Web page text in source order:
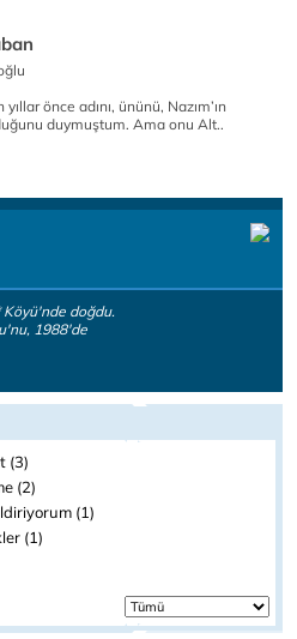
önce adını, ününü, Nazım’ın
duymuştum. Ama onu Alt..
Köyü'nde doğdu.
1988'de
(3)
(2)
(1)
(1)